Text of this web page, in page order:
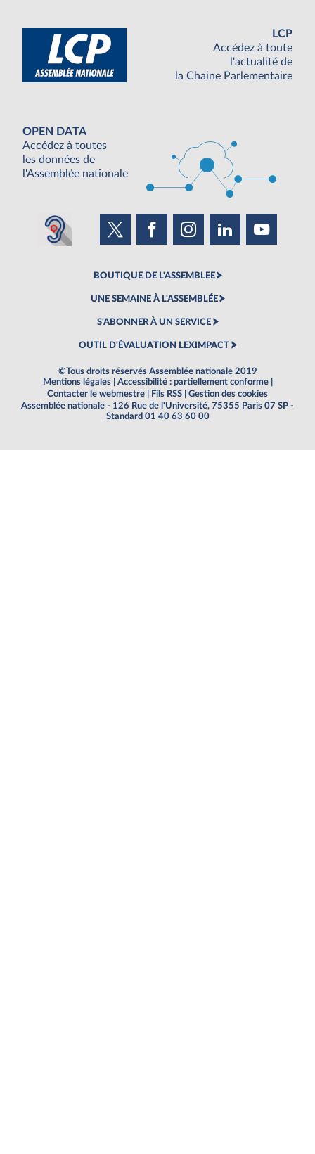
LCP
Accédez à toute
l'actualité de
la Chaine Parlementaire
OPEN DATA
Accédez à toutes
les données de
l'Assemblée nationale
BOUTIQUE DE L'ASSEMBLEE
UNE SEMAINE À L'ASSEMBLÉE
S'ABONNER À UN SERVICE
OUTIL D'ÉVALUATION LEXIMPACT
©Tous droits réservés Assemblée nationale 2019
Mentions légales
Accessibilité : partiellement conforme
Contacter le webmestre
Fils RSS
Gestion des cookies
Assemblée nationale - 126 Rue de l'Université, 75355 Paris 07 SP -
Standard 01 40 63 60 00